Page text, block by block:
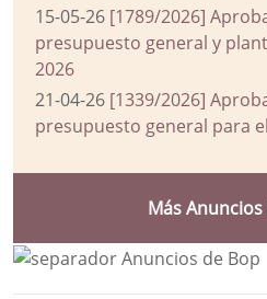
15-05-26 [1789/2026]
presupuesto general y
2026
21-04-26 [1339/2026]
presupuesto general para
Más Anuncios